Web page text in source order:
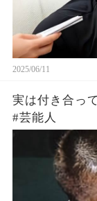
2025/06/11
実は付き合っ
#芸能人